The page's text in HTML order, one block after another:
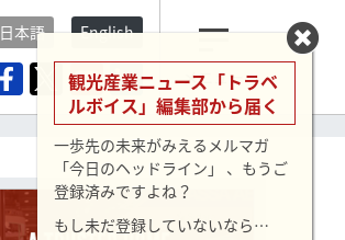
日本語 English
メニュー
観光産業ニュース「トラベ
ルボイス」編集部から届く
一歩先の未来がみえるメルマガ
「今日のヘッドライン」 、もうご
登録済みですよね？
もし未だ登録していないなら…